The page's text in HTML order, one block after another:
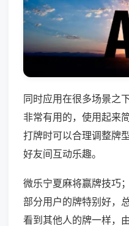
同时应用在很多场景之
非常有用的，使用起来
打牌时可以合理调整牌
好友间互动乐趣。
微乐宁夏麻将赢牌技巧
部分用户的牌特别好，
看到其他人的牌一样，